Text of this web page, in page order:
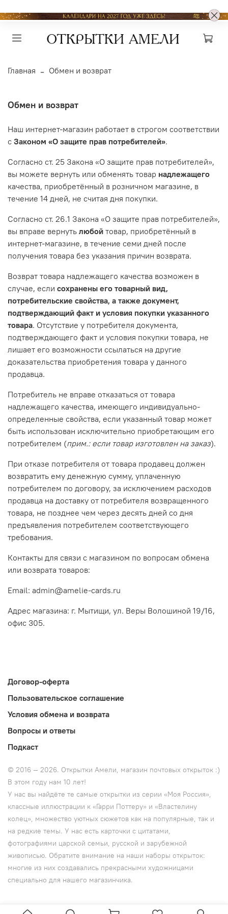
Главная Обмен и возврат
Обмен и возврат
Наш интернет-магазин работает в строгом соответствии
с Законом «О защите прав потребителей».
Согласно ст. 25 Закона «О защите прав потребителей»,
вы можете вернуть или обменять товар надлежащего
качества, приобретённый в розничном магазине, в
течение 14 дней, не считая дня покупки.
Согласно ст. 26.1 Закона «О защите прав потребителей»,
вы вправе вернуть любой товар, приобретённый в
интернет-магазине, в течение семи дней после
получения товара без указания причин возврата.
Возврат товара надлежащего качества возможен в
случае, если сохранены его товарный вид,
потребительские свойства, а также документ,
подтверждающий факт и условия покупки указанного
товара. Отсутствие у потребителя документа,
подтверждающего факт и условия покупки товара, не
лишает его возможности ссылаться на другие
доказательства приобретения товара у данного
продавца.
Потребитель не вправе отказаться от товара
надлежащего качества, имеющего индивидуально-
определенные свойства, если указанный товар может
быть использован исключительно приобретающим его
потребителем (прим.: если товар изготовлен на заказ).
При отказе потребителя от товара продавец должен
возвратить ему денежную сумму, уплаченную
потребителем по договору, за исключением расходов
продавца на доставку от потребителя возвращенного
товара, не позднее чем через десять дней со дня
предъявления потребителем соответствующего
требования.
Контакты для связи с магазином по вопросам обмена
или возврата товаров:
Email: admin@amelie-cards.ru
Адрес магазина: г. Мытищи, ул. Веры Волошиной 19/16,
офис 305.
Договор-оферта
Пользовательское соглашение
Условия обмена и возврата
Вопросы и ответы
Подкаст
© 2016 — 2026. Открытки Амели, магазин почтовых открыток :)
В этом году нам 10 лет!
У нас вы найдёте те самые открытки из серии «Моя Россия»,
классные иллюстрации к «Гарри Поттеру» и «Властелину
колец», множество уютных сюжетов как на популярные, так и
на редкие темы. У нас есть карточки с цитатами,
фотографиями царской семьи, русской и зарубежной
живописью. Обратите внимание на наши наборы открыток:
многие из них создавались прекрасными художницами
специально для нашего магазинчика.